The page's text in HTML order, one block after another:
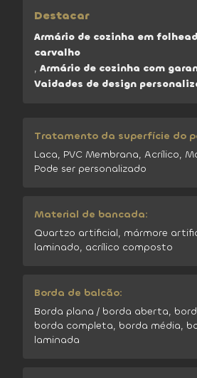
Destacar
Armário de cozinha em
carvalho
, Armário de cozinha com
Vaidades de design
Tratamento da superfície do
Laca, PVC Membrana, Acrílico,
Pode ser personalizado
Material de bancada:
Quartzo artificial, mármore
laminado, acrílico composto
Borda de balcão:
Borda plana / borda aberta,
borda completa, borda média,
laminada